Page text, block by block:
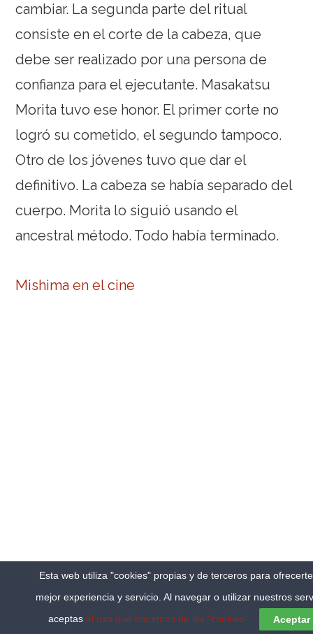
cambiar. La segunda parte del ritual
consiste en el corte de la cabeza, que
debe ser realizado por una persona de
confianza para el ejecutante. Masakatsu
Morita tuvo ese honor. El primer corte no
logró su cometido, el segundo tampoco.
Otro de los jóvenes tuvo que dar el
definitivo. La cabeza se había separado del
cuerpo. Morita lo siguió usando el
ancestral método. Todo había terminado.
Mishima en el cine
Esta web utiliza "cookies" propias y de terceros para
mejor experiencia y servicio. Al navegar o utilizar nuestros
aceptas el uso que hacemos de las "cookies" Aceptar